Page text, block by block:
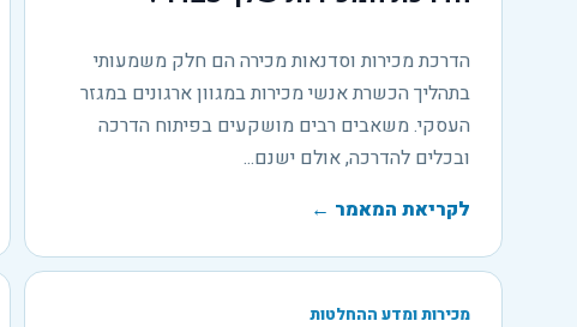
הדרכת מכירות וסדנאות מכירה הם חלק משמעותי
בתהליך הכשרת אנשי מכירות במגוון ארגונים במגזר
העסקי. משאבים רבים מושקעים בפיתוח הדרכה
ובכלים להדרכה, אולם ישנם...
לקריאת המאמר ←
מכירות ומדע ההחלטות